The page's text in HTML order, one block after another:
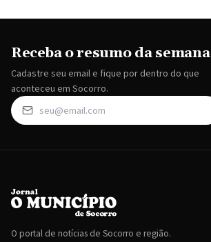
Receba o resumo da semana
Cadastre seu email e fique por dentro do que
aconteceu em Socorro.
O portal de notícias de Socorro e região.